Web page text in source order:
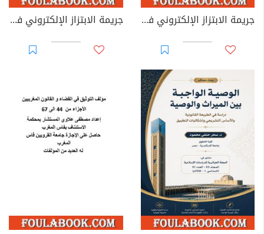
جريمة الابتزاز الإلكتروني في القوانين العربية جريمة الابتزاز الإلكتروني في القانون الجزائري